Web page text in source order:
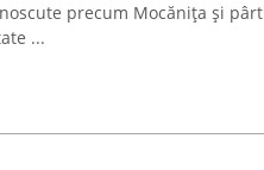
precum Mocănița și
...